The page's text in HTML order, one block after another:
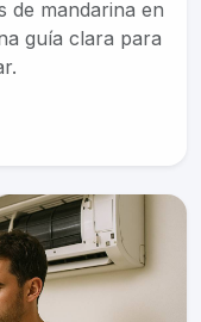
de mandarina en
guía clara para